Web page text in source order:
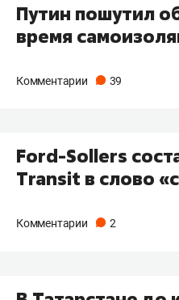
Путин пошутил
время
Комментарии 39
Ford-Sollers
Transit в слово
Комментарии 2